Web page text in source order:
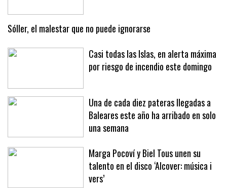
Sóller, el malestar que no puede ignorarse
Casi todas las Islas, en alerta máxima
por riesgo de incendio este domingo
Una de cada diez pateras llegadas a
Baleares este año ha arribado en solo
una semana
Marga Pocoví y Biel Tous unen su
talento en el disco ‘Alcover: música i
vers’